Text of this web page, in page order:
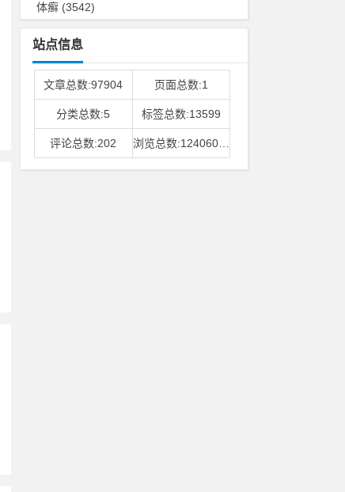
体癣 (3542)
站点信息
文章总数:97904 页面总数:1
分类总数:5 标签总数:13599
评论总数:202 浏览总数:12406006